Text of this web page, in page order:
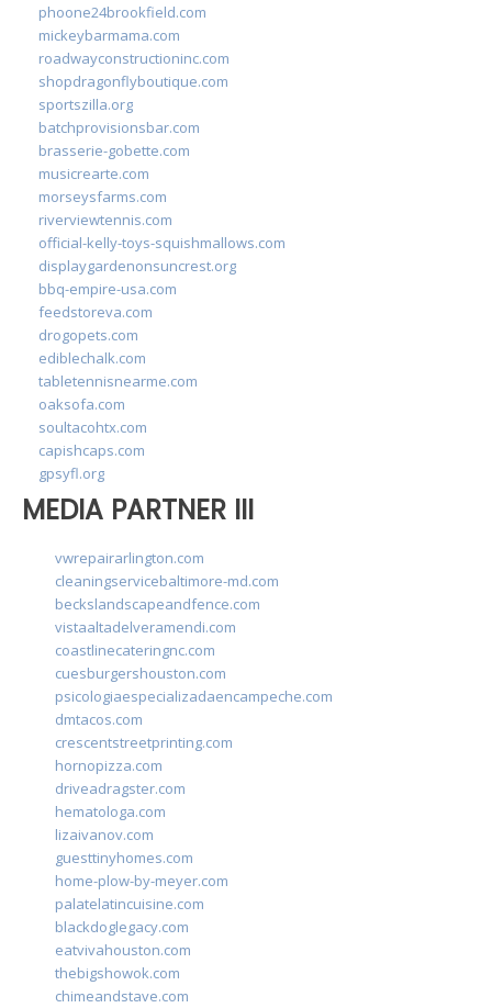
phoone24brookfield.com
mickeybarmama.com
roadwayconstructioninc.com
shopdragonflyboutique.com
sportszilla.org
batchprovisionsbar.com
brasserie-gobette.com
musicrearte.com
morseysfarms.com
riverviewtennis.com
official-kelly-toys-squishmallows.com
displaygardenonsuncrest.org
bbq-empire-usa.com
feedstoreva.com
drogopets.com
ediblechalk.com
tabletennisnearme.com
oaksofa.com
soultacohtx.com
capishcaps.com
gpsyfl.org
MEDIA PARTNER III
vwrepairarlington.com
cleaningservicebaltimore-md.com
beckslandscapeandfence.com
vistaaltadelveramendi.com
coastlinecateringnc.com
cuesburgershouston.com
psicologiaespecializadaencampeche.com
dmtacos.com
crescentstreetprinting.com
hornopizza.com
driveadragster.com
hematologa.com
lizaivanov.com
guesttinyhomes.com
home-plow-by-meyer.com
palatelatincuisine.com
blackdoglegacy.com
eatvivahouston.com
thebigshowok.com
chimeandstave.com